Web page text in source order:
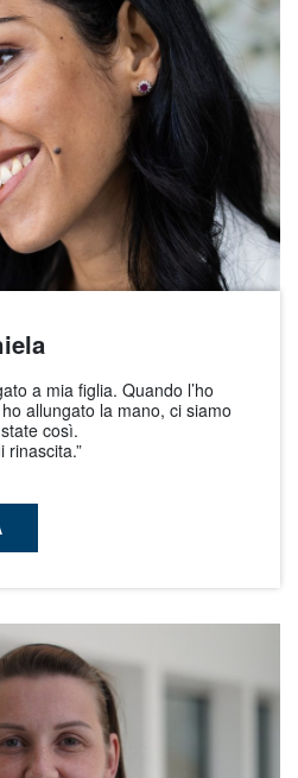
a mia figlia. Quando l’ho
allungato la mano, ci siamo
così.
rinascita.”